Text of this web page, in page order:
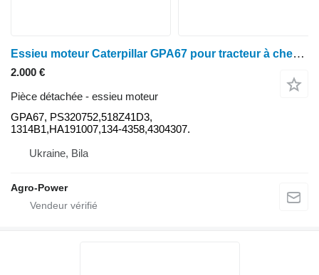
Essieu moteur Caterpillar GPA67 pour tracteur à chenilles
2.000 €
Pièce détachée - essieu moteur
GPA67, PS320752,518Z41D3,
1314B1,HA191007,134-4358,4304307.
Ukraine, Bila
Agro-Power